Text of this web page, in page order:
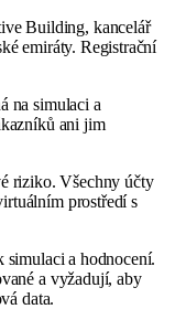
Building, kancelář
emiráty. Registrační
na simulaci a
ani jim
riziko. Všechny účty
prostředí s
simulaci a hodnocení.
a vyžadují, aby
data.